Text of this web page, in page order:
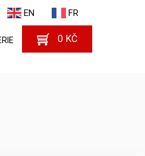
EN FR
0 KČ